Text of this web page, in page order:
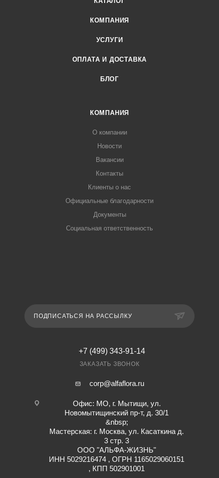
КОМПАНИЯ
УСЛУГИ
ОПЛАТА И ДОСТАВКА
БЛОГ
КОМПАНИЯ
О компании
Новости
Вакансии
Контакты
Клиенты о нас
Официальные благодарности
Документы
Социальная ответственность
ПОДПИСАТЬСЯ НА РАССЫЛКУ
+7 (499) 343-91-14
ЗАКАЗАТЬ ЗВОНОК
corp@alfaflora.ru
Офис: МО, г. Мытищи, ул.
Новомытищинский пр-т, д. 30/1
&nbsp;
Мастерская: г. Москва, ул. Касаткина д.
3 стр. 3
ООО "АЛЬФА-ЖИЗНЬ"
ИНН 5029216474 , ОГРН 1165029060151
, КПП 502901001